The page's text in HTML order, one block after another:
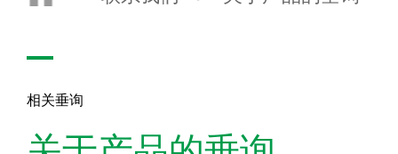
相关垂询